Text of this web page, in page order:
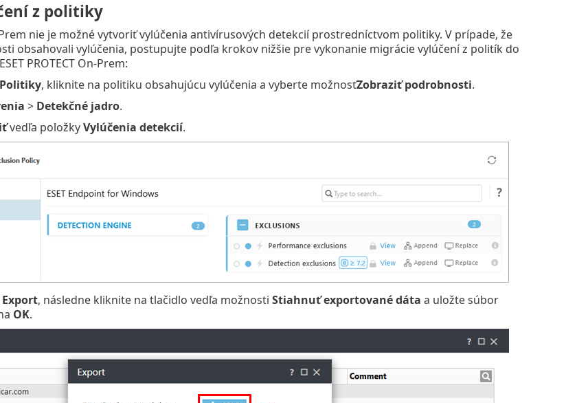
z politiky
Prem nie je možné vytvoriť vylúčenia antivírusových detekcií prostredníctvom politiky. V prípade, že
obsahovali vylúčenia, postupujte podľa krokov nižšie pre vykonanie migrácie vylúčení z politík do
PROTECT On-Prem:
Politiky, kliknite na politiku obsahujúcu vylúčenia a vyberte možnosťZobraziť podrobnosti.
> Detekčné jadro.
vedľa položkyVylúčenia detekcií.
Export, následne kliknite na tlačidlo vedľa možnosti Stiahnuť exportované dáta a uložte súbor
OK.